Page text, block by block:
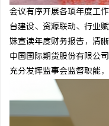
会议有序开展各项年度工
台建设、资源联动、行业
妹宣读年度财务报告，清
中国国际期货股份有限公
充分发挥监事会监督职能